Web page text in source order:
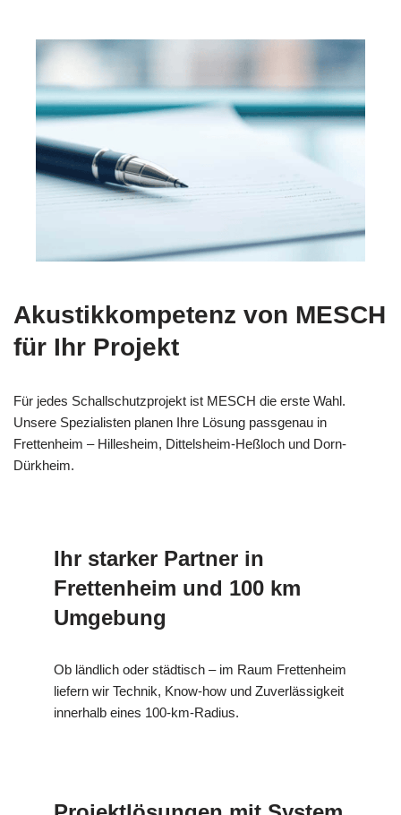
Akustikkompetenz von MESCH
für Ihr Projekt
Für jedes Schallschutzprojekt ist MESCH die erste Wahl.
Unsere Spezialisten planen Ihre Lösung passgenau in
Frettenheim – Hillesheim, Dittelsheim-Heßloch und Dorn-
Dürkheim.
Ihr starker Partner in
Frettenheim und 100 km
Umgebung
Ob ländlich oder städtisch – im Raum Frettenheim
liefern wir Technik, Know-how und Zuverlässigkeit
innerhalb eines 100-km-Radius.